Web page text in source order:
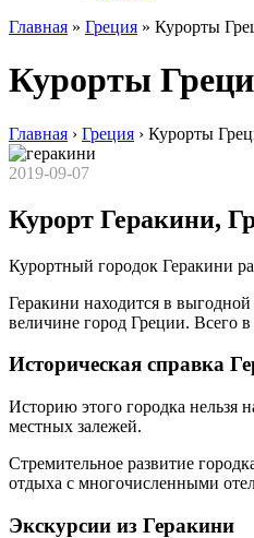
Главная » Греция » Курорты
Курорты
Главная › Греция › Курорты
2019-09-07
Курорт Геракини,
Курортный городок Геракини
Геракини находится в
величине город Греции. Всего
Историческая справка
Историю этого городка нельзя
местных залежей.
Стремительное развитие
отдыха с многочисленными
Экскурсии из Геракини